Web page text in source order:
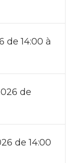
de 14:00 à
de
de 14:00